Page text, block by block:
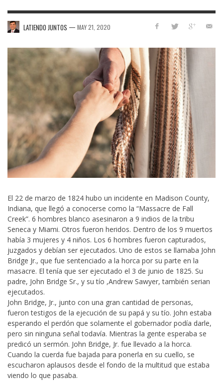
LATIENDO JUNTOS — MAY 21, 2020
El 22 de marzo de 1824 hubo un incidente en Madison County,
Indiana, que llegó a conocerse como la “Massacre de Fall
Creek”. 6 hombres blanco asesinaron a 9 indios de la tribu
Seneca y Miami. Otros fueron heridos. Dentro de los 9 muertos
había 3 mujeres y 4 niños. Los 6 hombres fueron capturados,
juzgados y debían ser ejecutados. Uno de estos se llamaba John
Bridge Jr., que fue sentenciado a la horca por su parte en la
masacre. El tenía que ser ejecutado el 3 de junio de 1825. Su
padre, John Bridge Sr., y su tío ,Andrew Sawyer, también serian
ejecutados.
John Bridge, Jr., junto con una gran cantidad de personas,
fueron testigos de la ejecución de su papá y su tío. John estaba
esperando el perdón que solamente el gobernador podía darle,
pero sin ninguna señal todavía. Mientras la gente esperaba se
predicó un sermón. John Bridge, Jr. fue llevado a la horca.
Cuando la cuerda fue bajada para ponerla en su cuello, se
escucharon aplausos desde el fondo de la multitud que estaba
viendo lo que pasaba.